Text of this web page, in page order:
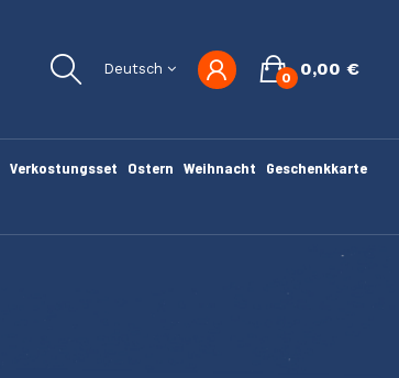
Deutsch 0,00 €
0
Verkostungsset Ostern Weihnacht
Geschenkkarte